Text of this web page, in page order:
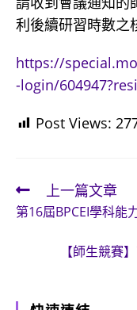
利後續研習時數之
https://
-login/
Post Views:
Read
more
articles
上一篇文章
第16屆BPCEI學科能
【師生競賽